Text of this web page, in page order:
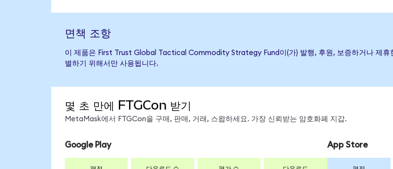
면책 조항
이 제품은 First Trust Global Tactical Commodity Strategy Fund이(가) 발행, 후원, 보증하거나 제휴
별하기 위해서만 사용됩니다.
몇 초 만에 FTGCon 받기
MetaMask에서 FTGCon을 구매, 판매, 거래, 스왑하세요. 가장 신뢰받는 암호화폐 지갑.
Google Play App Store